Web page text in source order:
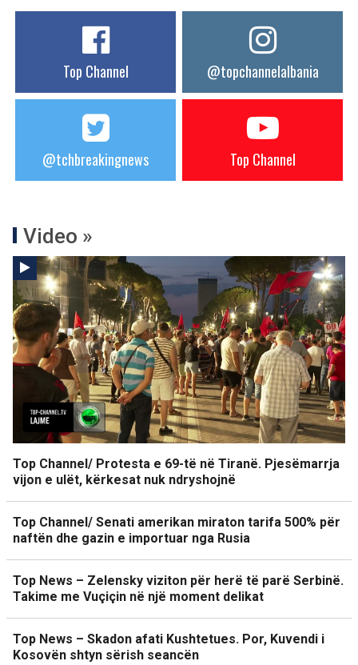
Top Channel @topchannelalbania
@tchbreakingnews Top Channel
Video »
Top Channel/ Protesta e 69-të në Tiranë. Pjesëmarrja
vijon e ulët, kërkesat nuk ndryshojnë
Top Channel/ Senati amerikan miraton tarifa 500% për
naftën dhe gazin e importuar nga Rusia
Top News – Zelensky viziton për herë të parë Serbinë.
Takime me Vuçiçin në një moment delikat
Top News – Skadon afati Kushtetues. Por, Kuvendi i
Kosovën shtyn sërish seancën